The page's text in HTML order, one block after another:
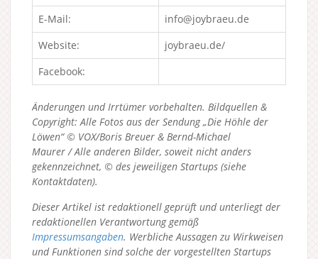
E-Mail:
info@joybraeu.de
Website:
joybraeu.de/
Facebook:
Änderungen und Irrtümer vorbehalten. Bildquellen &
Copyright: Alle Fotos aus der Sendung „Die Höhle der
Löwen“ © VOX/Boris Breuer & Bernd-Michael
Maurer / Alle anderen Bilder, soweit nicht anders
gekennzeichnet, © des jeweiligen Startups (siehe
Kontaktdaten).
Dieser Artikel ist redaktionell geprüft und unterliegt der
redaktionellen Verantwortung gemäß
Impressumsangaben. Werbliche Aussagen zu Wirkweisen
und Funktionen sind solche der vorgestellten Startups